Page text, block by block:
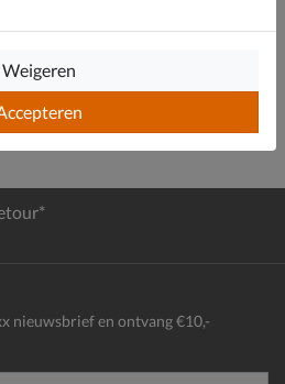
Sneakers
nieuwsbrief en ontvang €10,-
Weigeren